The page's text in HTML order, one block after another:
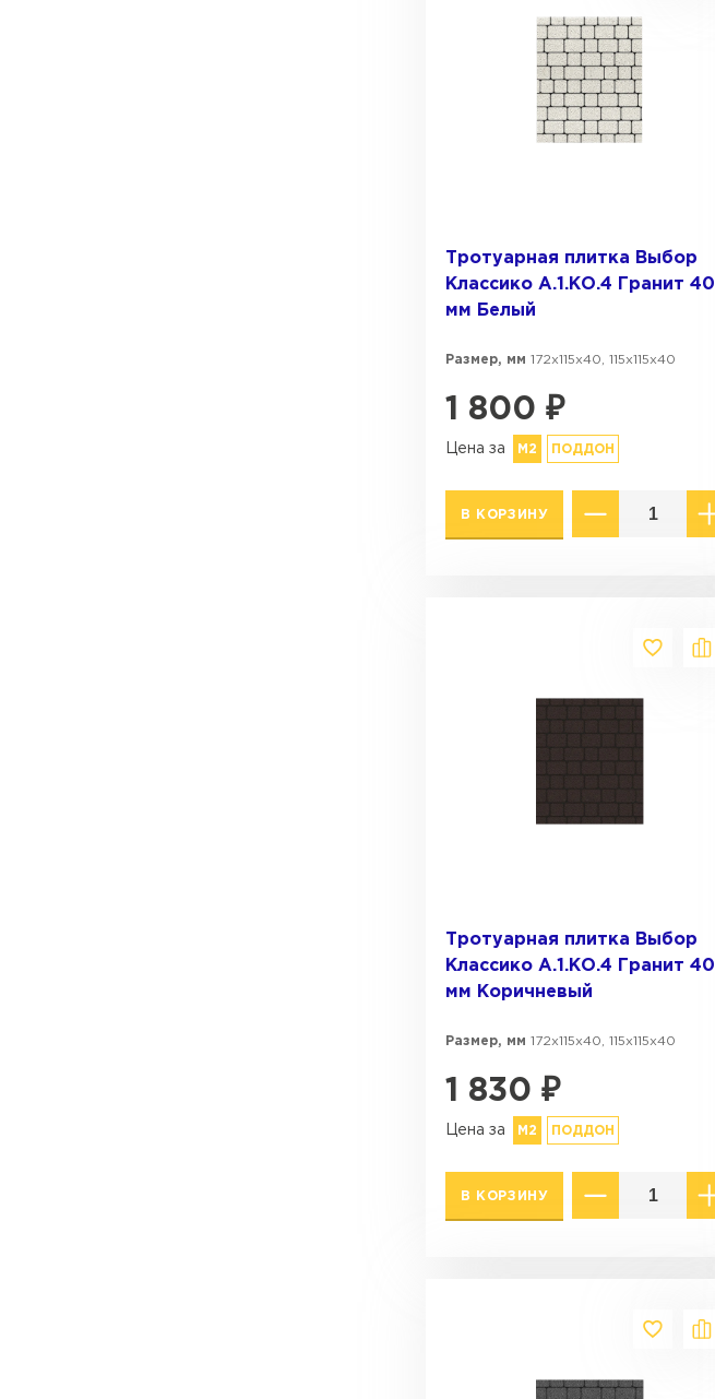
Тротуарная плитка Выбор
Классико А.1.КО.4 Гранит 40
мм Белый
Размер, мм 172х115х40, 115х115х40
1 800 ₽
Цена за М2 ПОДДОН
В КОРЗИНУ
Тротуарная плитка Выбор
Классико А.1.КО.4 Гранит 40
мм Коричневый
Размер, мм 172х115х40, 115х115х40
1 830 ₽
Цена за М2 ПОДДОН
В КОРЗИНУ